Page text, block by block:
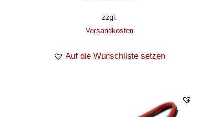
zzgl.
Versandkosten
Auf die Wunschliste setzen